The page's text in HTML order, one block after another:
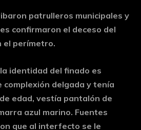
patrulleros municipales y
confirmaron el deceso del
el perímetro.
identidad del finado es
complexión delgada y tenía
edad, vestía pantalón de
azul marino. Fuentes
que al interfecto se le